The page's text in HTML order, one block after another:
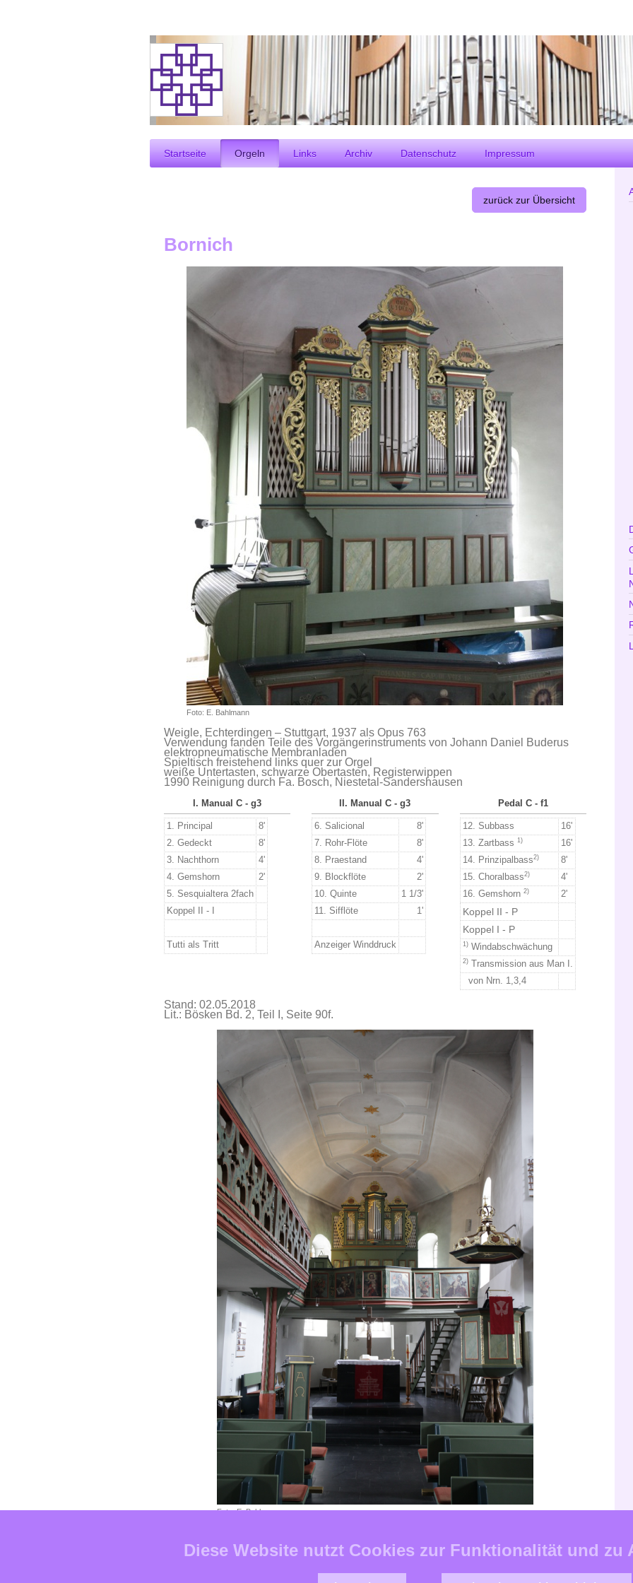
Startseite Orgeln Links Archiv Datenschutz Impressum
zurück zur Übersicht
Bornich
Foto: E. Bahlmann
Weigle, Echterdingen – Stuttgart, 1937 als Opus 763
Verwendung fanden Teile des Vorgängerinstruments von Johann Daniel Buderus
elektropneumatische Membranladen
Spieltisch freistehend links quer zur Orgel
weiße Untertasten, schwarze Obertasten, Registerwippen
1990 Reinigung durch Fa. Bosch, Niestetal-Sandershausen
I. Manual C - g3
1. Principal
8'
2. Gedeckt
8'
3. Nachthorn
4'
4. Gemshorn 2'
5. Sesquialtera 2fach
Koppel II - I
Tutti als Tritt
II. Manual C - g3
6. Salicional
8'
7. Rohr-Flöte
8'
8. Praestand
4'
9. Blockflöte
2'
10. Quinte
1 1/3'
11. Sifflöte
1'
Anzeiger Winddruck
Pedal C - f1
12. Subbass
16'
13. Zartbass 1)
16'
14. Prinzipalbass2)
8'
15. Choralbass2)
4'
16. Gemshorn 2) 2'
Koppel II - P
Koppel I - P
1)Windabschwächung
2)Transmission aus Man I.
von Nrn. 1,3,4
Stand: 02.05.2018
Lit.: Bösken Bd. 2, Teil I, Seite 90f.
Foto: E. Bahlmann
zur Kirchengemeinde Bornich
Diese Website nutzt Cookies zur Funktionalität und zu